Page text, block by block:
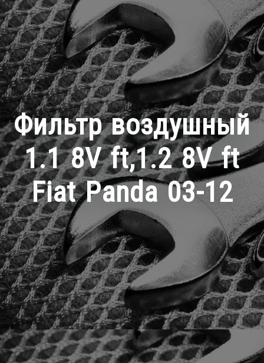
Фильтр воздушный
1.1 8V ft,1.2 8V ft
Fiat Panda 03-12